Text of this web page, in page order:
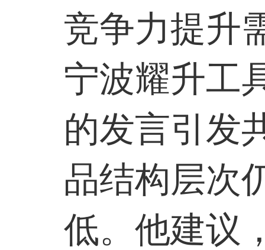
竞争力提升
宁波耀升工
的发言引发
品结构层次
低。他建议